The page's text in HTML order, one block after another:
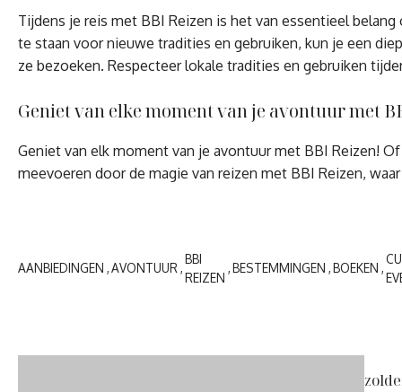
Tijdens je reis met BBI Reizen is het van essentieel
te staan voor nieuwe tradities en gebruiken, kun je een
ze bezoeken. Respecteer lokale tradities en gebruiken
Geniet van elke moment van je avontuur met
Geniet van elk moment van je avontuur met BBI Reizen!
meevoeren door de magie van reizen met BBI Reizen,
AANBIEDINGEN AVONTUUR
BBI
REIZEN
BESTEMMINGEN BOEKEN